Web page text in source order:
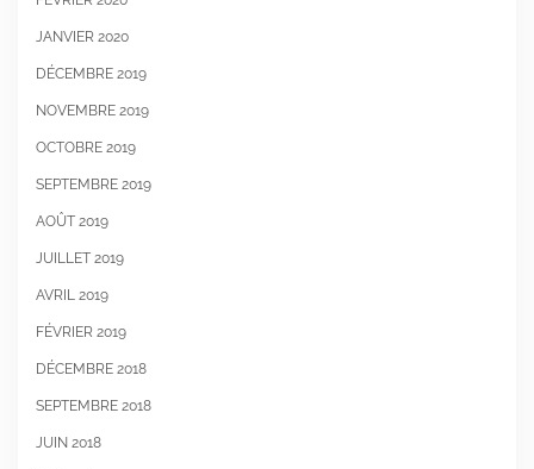
JANVIER 2020
DÉCEMBRE 2019
NOVEMBRE 2019
OCTOBRE 2019
SEPTEMBRE 2019
AOÛT 2019
JUILLET 2019
AVRIL 2019
FÉVRIER 2019
DÉCEMBRE 2018
SEPTEMBRE 2018
JUIN 2018